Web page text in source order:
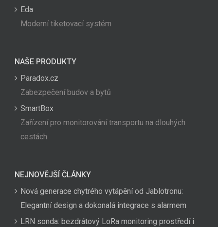
Eda
Moderní tiketovací systém
NAŠE PRODUKTY
Paradox.cz
Zabezpečení budov a bytů
SmartBox
Zařízení pro monitorování transportu na dlouhých
cestách
NEJNOVĚJŠÍ ČLÁNKY
Nová generace chytrého vytápění od Jablotronu:
Elegantní design a dokonalá integrace s alarmem
LRN sonda: bezdrátový LoRa monitoring prostředí i